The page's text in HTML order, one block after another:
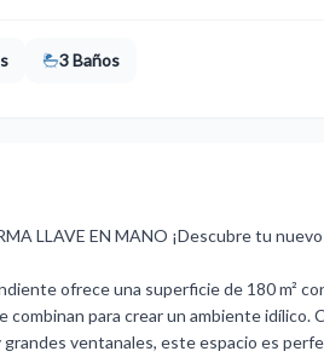
3 Baños
LLAVE EN MANO ¡Descubre tu
ofrece una superficie de 180 m²
combinan para crear un ambiente idílico.
ventanales, este espacio es